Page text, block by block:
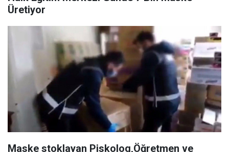
Üretiyor
Maske stoklayan Piskolog,Öğretmen ve